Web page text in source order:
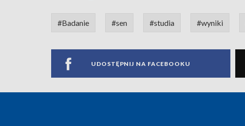
#Badanie #sen #studia #wyniki
UDOSTĘPNIJ NA FACEBOOKU